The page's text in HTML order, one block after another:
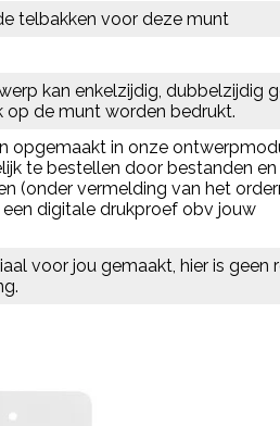
telbakken voor deze munt
kan enkelzijdig, dubbelzijdig
op de munt worden bedrukt.
opgemaakt in onze
te bestellen door bestanden
(onder vermelding van het
digitale drukproef obv jouw
voor jou gemaakt, hier is geen